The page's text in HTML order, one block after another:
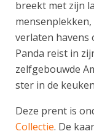
breekt met zijn
verlaten havens
Panda reist in
zelfgebouwde
ster in de
Deze prent is
Collectie. De